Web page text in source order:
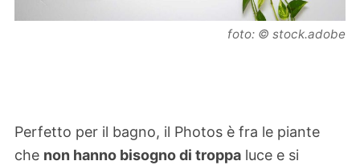
foto: © stock.adobe
Perfetto per il bagno, il Photos è fra le piante
che non hanno bisogno di troppa luce e si